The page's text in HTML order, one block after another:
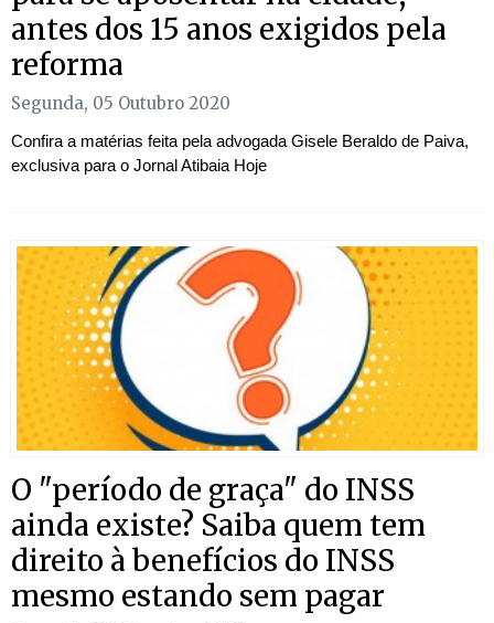
antes dos 15 anos exigidos pela
reforma
Segunda, 05 Outubro 2020
Confira a matérias feita pela advogada Gisele Beraldo de Paiva,
exclusiva para o Jornal Atibaia Hoje
O "período de graça" do INSS
ainda existe? Saiba quem tem
direito à benefícios do INSS
mesmo estando sem pagar